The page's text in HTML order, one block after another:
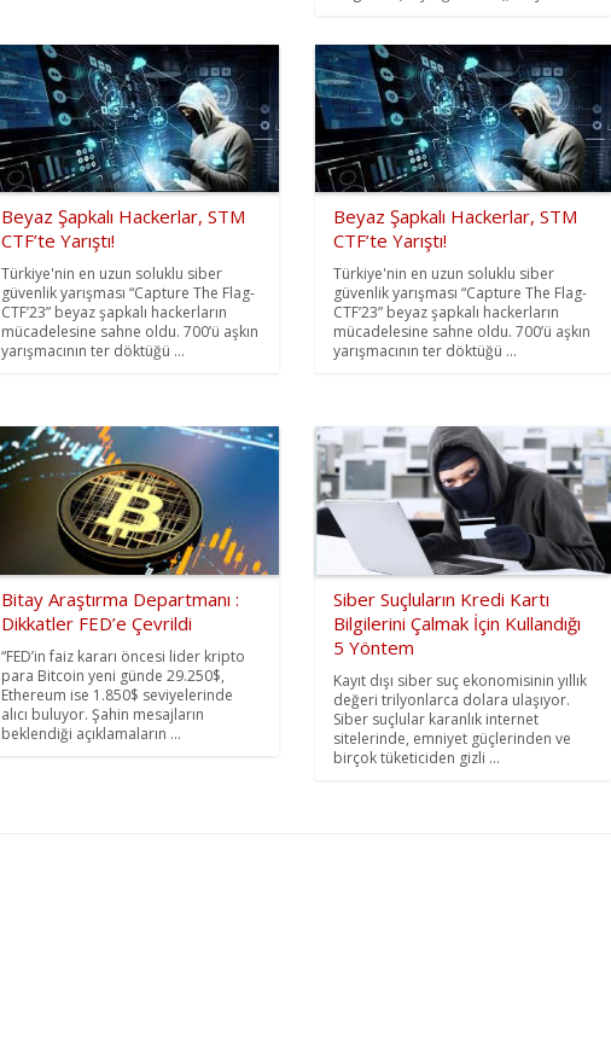
Beyaz Şapkalı Hackerlar, STM
CTF’te Yarıştı!
Türkiye'nin en uzun soluklu siber
güvenlik yarışması “Capture The Flag-
CTF’23” beyaz şapkalı hackerların
mücadelesine sahne oldu. 700’ü aşkın
yarışmacının ter döktüğü ...
Beyaz Şapkalı Hackerlar, STM
CTF’te Yarıştı!
Türkiye'nin en uzun soluklu siber
güvenlik yarışması “Capture The Flag-
CTF’23” beyaz şapkalı hackerların
mücadelesine sahne oldu. 700’ü aşkın
yarışmacının ter döktüğü ...
Bitay Araştırma Departmanı :
Dikkatler FED’e Çevrildi
“FED’in faiz kararı öncesi lider kripto
para Bitcoin yeni günde 29.250$,
Ethereum ise 1.850$ seviyelerinde
alıcı buluyor. Şahin mesajların
beklendiği açıklamaların ...
Siber Suçluların Kredi Kartı
Bilgilerini Çalmak İçin Kullandığı
5 Yöntem
Kayıt dışı siber suç ekonomisinin yıllık
değeri trilyonlarca dolara ulaşıyor.
Siber suçlular karanlık internet
sitelerinde, emniyet güçlerinden ve
birçok tüketiciden gizli ...